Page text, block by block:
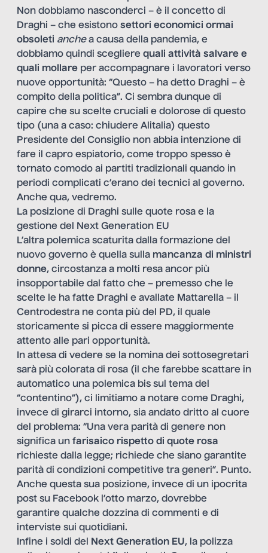
Non dobbiamo nasconderci – è il concetto di
Draghi – che esistono settori economici ormai
obsoleti anchea causa della pandemia, e
dobbiamo quindi scegliere quali attività salvare e
quali mollare per accompagnare i lavoratori verso
nuove opportunità: “Questo – ha detto Draghi – è
compito della politica”. Ci sembra dunque di
capire che su scelte cruciali e dolorose di questo
tipo (una a caso: chiudere Alitalia) questo
Presidente del Consiglio non abbia intenzione di
fare il capro espiatorio, come troppo spesso è
tornato comodo ai partiti tradizionali quando in
periodi complicati c’erano dei tecnici al governo.
Anche qua, vedremo.
La posizione di Draghi sulle quote rosa e la
gestione del Next Generation EU
L’altra polemica scaturita dalla formazione del
nuovo governo è quella sulla mancanza di ministri
donne, circostanza a molti resa ancor più
insopportabile dal fatto che – premesso che le
scelte le ha fatte Draghi e avallate Mattarella – il
Centrodestra ne conta più del PD, il quale
storicamente si picca di essere maggiormente
attento alle pari opportunità.
In attesa di vedere se la nomina dei sottosegretari
sarà più colorata di rosa (il che farebbe scattare in
automatico una polemica bis sul tema del
“contentino”), ci limitiamo a notare come Draghi,
invece di girarci intorno, sia andato dritto al cuore
del problema: “Una vera parità di genere non
significa un farisaico rispetto di quote rosa
richieste dalla legge; richiede che siano garantite
parità di condizioni competitive tra generi”. Punto.
Anche questa sua posizione, invece di un ipocrita
post su Facebook l’otto marzo, dovrebbe
garantire qualche dozzina di commenti e di
interviste sui quotidiani.
Infine i soldi del Next Generation EU, la polizza